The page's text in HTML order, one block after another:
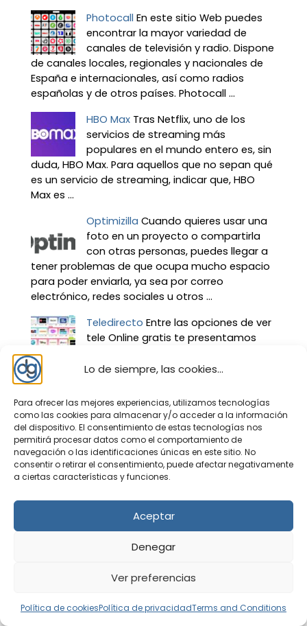
Lo de siempre, las cookies...
Para ofrecer las mejores experiencias, utilizamos tecnologías
como las cookies para almacenar y/o acceder a la información
del dispositivo. El consentimiento de estas tecnologías nos
permitirá procesar datos como el comportamiento de
navegación o las identificaciones únicas en este sitio. No
consentir o retirar el consentimiento, puede afectar negativamente
a ciertas características y funciones.
Aceptar
Denegar
Ver preferencias
Política de cookiesPolítica de privacidadTerms and Conditions
Photocall En este sitio Web puedes
encontrar la mayor variedad de
canales de televisión y radio. Dispone
de canales locales, regionales y nacionales de
España e internacionales, así como radios
españolas y de otros países. Photocall ...
HBO Max Tras Netflix, uno de los
servicios de streaming más
populares en el mundo entero es, sin
duda, HBO Max. Para aquellos que no sepan qué
es un servicio de streaming, indicar que, HBO
Max es ...
Optimizilla Cuando quieres usar una
foto en un proyecto o compartirla
con otras personas, puedes llegar a
tener problemas de que ocupa mucho espacio
para poder enviarla, ya sea por correo
electrónico, redes sociales u otros ...
Teledirecto Entre las opciones de ver
tele Online gratis te presentamos
los canales de televisión en general de España,
como la 1, la 2, Antena 3, Cuatro, Telecinco, La
Sexta… ...
Nosotros – contacto
Política de cookies